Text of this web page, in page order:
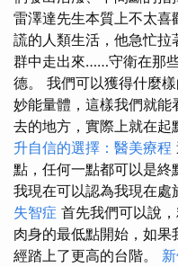
雷澤達先生本質上不太
謊的人類生活，他急忙拉
群中走出來……守衛在那
德。 我們可以獲得什麼
妙能量體，這樣我們就
去的地方，實際上就在起
升自信的選擇：醫美療程
點，任何一點都可以是終
我現在可以認為我現在處
失智症 首先我們可以說
肉身的最低點開始，如
經踏上了更高的台階。